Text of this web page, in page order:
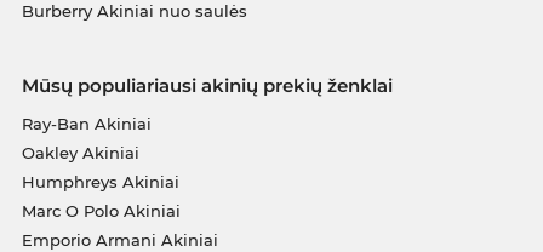
Burberry Akiniai nuo saulės
Mūsų populiariausi akinių prekių ženklai
Ray-Ban Akiniai
Oakley Akiniai
Humphreys Akiniai
Marc O Polo Akiniai
Emporio Armani Akiniai